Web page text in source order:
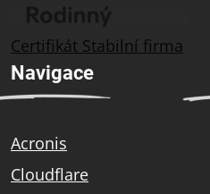
Certifikát Stabilní firma
Navigace
Acronis
Cloudflare